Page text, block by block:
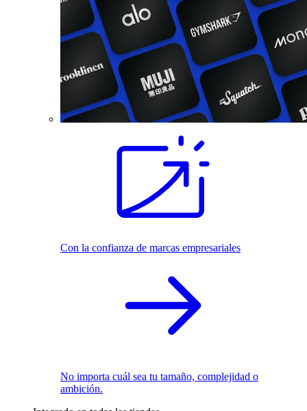
Con la confianza de marcas empresariales
No importa cuál sea tu tamaño, complejidad o
ambición.